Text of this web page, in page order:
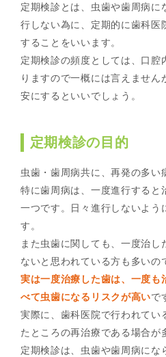
定期検診とは、虫歯や歯周病に
行しない為に、定期的に歯科医
することをいいます。
定期検診の頻度としては、口腔
りますので一概には言えません
安にするといいでしょう。
定期検診の目的
虫歯・歯周病共に、再発の多い
特に歯周病は、一度進行すると
一つです。日々進行しないよう
す。
また虫歯に関しても、一度治し
ないと思われている方も多いの
実は一度治療した歯は、一度も
べて虫歯になるリスクが高いで
実際に、歯科医院で行われてい
たところの再治療である場合が
定期検診は、虫歯や歯周病にな